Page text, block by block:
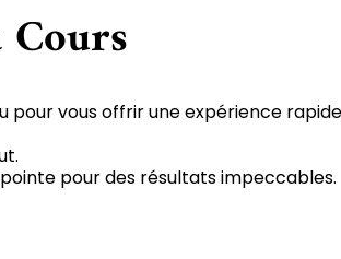
pour vous offrir une expérience
pour des résultats impeccables.